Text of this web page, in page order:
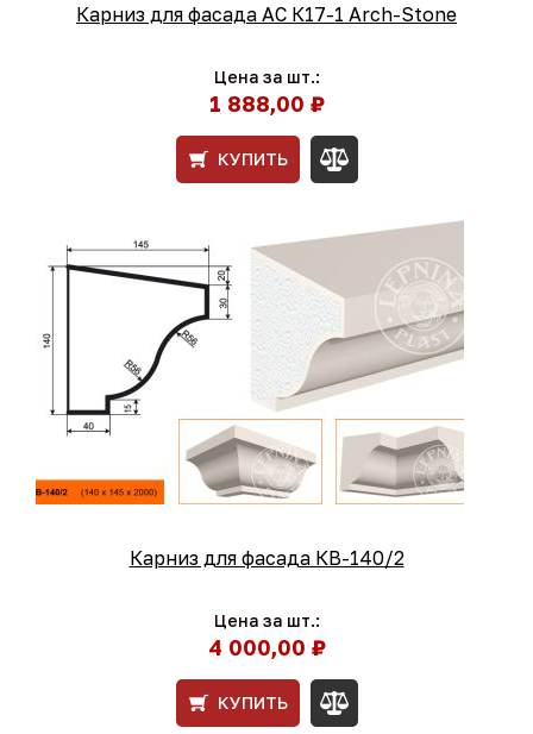
Карниз для фасада АС К17-1 Arch-Stone
Цена за шт.:
1 888,00 ₽
КУПИТЬ
Карниз для фасада КВ-140/2
Цена за шт.:
4 000,00 ₽
КУПИТЬ